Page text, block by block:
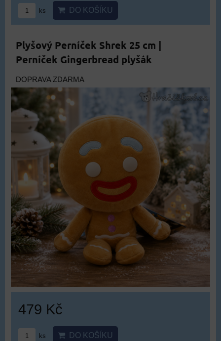
ks DO KOŠÍKU
Plyšový Perníček Shrek 25 cm |
Perníček Gingerbread plyšák
DOPRAVA ZDARMA
479 Kč
ks DO KOŠÍKU